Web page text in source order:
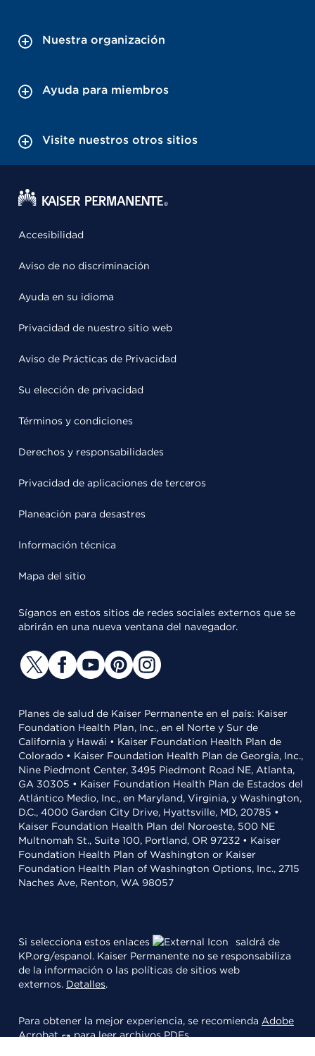
Nuestra organización
Ayuda para miembros
Visite nuestros otros sitios
Accesibilidad
Aviso de no discriminación
Ayuda en su idioma
Privacidad de nuestro sitio web
Aviso de Prácticas de Privacidad
Su elección de privacidad
Términos y condiciones
Derechos y responsabilidades
Privacidad de aplicaciones de terceros
Planeación para desastres
Información técnica
Mapa del sitio
Síganos en estos sitios de redes sociales externos que se
abrirán en una nueva ventana del navegador.
Planes de salud de Kaiser Permanente en el país: Kaiser
Foundation Health Plan, Inc., en el Norte y Sur de
California y Hawái • Kaiser Foundation Health Plan de
Colorado • Kaiser Foundation Health Plan de Georgia, Inc.,
Nine Piedmont Center, 3495 Piedmont Road NE, Atlanta,
GA 30305 • Kaiser Foundation Health Plan de Estados del
Atlántico Medio, Inc., en Maryland, Virginia, y Washington,
D.C., 4000 Garden City Drive, Hyattsville, MD, 20785 •
Kaiser Foundation Health Plan del Noroeste, 500 NE
Multnomah St., Suite 100, Portland, OR 97232 • Kaiser
Foundation Health Plan of Washington or Kaiser
Foundation Health Plan of Washington Options, Inc., 2715
Naches Ave, Renton, WA 98057
Si selecciona estos enlaces
saldrá de
KP.org/espanol. Kaiser Permanente no se responsabiliza
de la información o las políticas de sitios web
externos. Detalles.
Para obtener la mejor experiencia, se recomienda Adobe
Acrobat
para leer archivos PDFs.